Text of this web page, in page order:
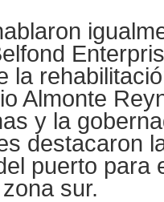
la
Almonte
y la
destacaron
puerto para
sur.